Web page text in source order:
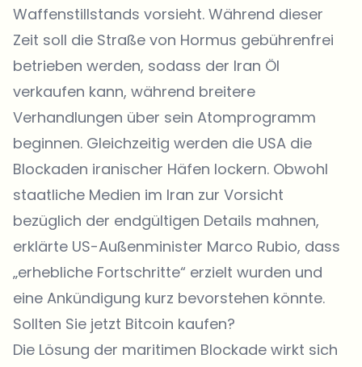
Waffenstillstands vorsieht. Während dieser
Zeit soll die Straße von Hormus gebührenfrei
betrieben werden, sodass der Iran Öl
verkaufen kann, während breitere
Verhandlungen über sein Atomprogramm
beginnen. Gleichzeitig werden die USA die
Blockaden iranischer Häfen lockern. Obwohl
staatliche Medien im Iran zur Vorsicht
bezüglich der endgültigen Details mahnen,
erklärte US-Außenminister Marco Rubio, dass
„erhebliche Fortschritte“ erzielt wurden und
eine Ankündigung kurz bevorstehen könnte.
Sollten Sie jetzt Bitcoin kaufen?
Die Lösung der maritimen Blockade wirkt sich